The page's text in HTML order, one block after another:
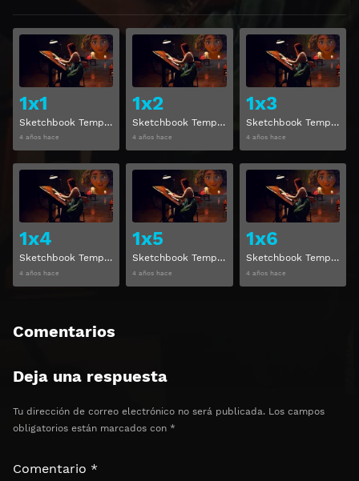
1x1
Sketchbook Temporada 1 Capitulo 1
4 años hace
1x2
Sketchbook Temporada 1 Capitulo 2
4 años hace
1x3
Sketchbook Temporada 1 Capitulo 3
4 años hace
1x4
Sketchbook Temporada 1 Capitulo 4
4 años hace
1x5
Sketchbook Temporada 1 Capitulo 5
4 años hace
1x6
Sketchbook Temporada 1 Capitulo 6
4 años hace
Comentarios
Deja una respuesta
Tu dirección de correo electrónico no será publicada. Los campos
obligatorios están marcados con *
Comentario *